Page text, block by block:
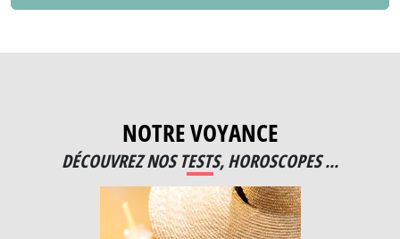
NOTRE VOYANCE
DÉCOUVREZ NOS TESTS, HOROSCOPES ...